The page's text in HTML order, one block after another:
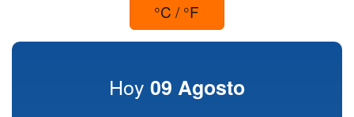
°C / °F
Hoy 09 Agosto